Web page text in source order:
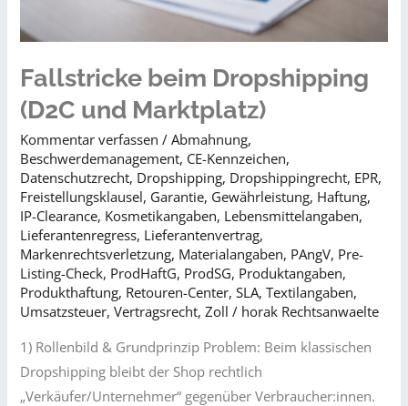
Fallstricke beim Dropshipping
(D2C und Marktplatz)
Kommentar verfassen /Abmahnung,
Beschwerdemanagement, CE-Kennzeichen,
Datenschutzrecht, Dropshipping, Dropshippingrecht, EPR,
Freistellungsklausel, Garantie, Gewährleistung, Haftung,
IP-Clearance, Kosmetikangaben, Lebensmittelangaben,
Lieferantenregress, Lieferantenvertrag,
Markenrechtsverletzung, Materialangaben, PAngV, Pre-
Listing-Check, ProdHaftG, ProdSG, Produktangaben,
Produkthaftung, Retouren-Center,SLA,Textilangaben,
Umsatzsteuer,Vertragsrecht,Zoll / horak Rechtsanwaelte
1) Rollenbild & Grundprinzip Problem: Beim klassischen
Dropshipping bleibt der Shop rechtlich
„Verkäufer/Unternehmer“ gegenüber Verbraucher:innen.